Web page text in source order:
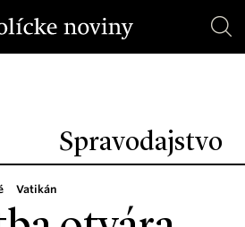
Spravodajstvo
Vatikán